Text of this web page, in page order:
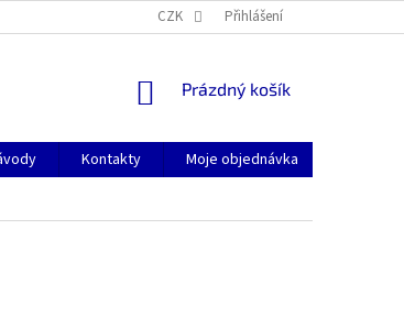
CZK Přihlášení
NÁKUPNÍ
Prázdný košík
Kontakty
Moje objednávka